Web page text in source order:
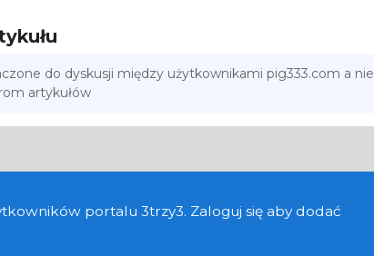
do dyskusji między użytkownikami pig333.com a nie
artykułów
portalu 3trzy3. Zaloguj się aby dodać